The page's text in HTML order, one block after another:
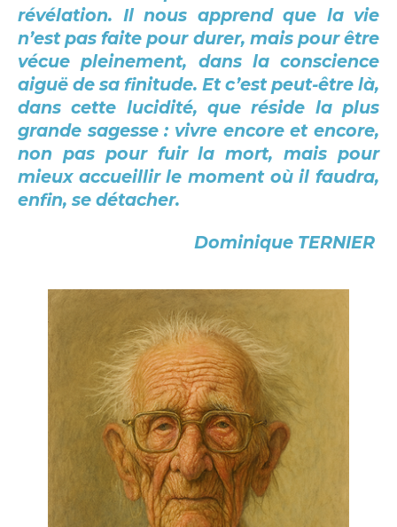
révélation. Il nous apprend que la vie
n’est pas faite pour durer, mais pour être
vécue pleinement, dans la conscience
aiguë de sa finitude. Et c’est peut-être là,
dans cette lucidité, que réside la plus
grande sagesse : vivre encore et encore,
non pas pour fuir la mort, mais pour
mieux accueillir le moment où il faudra,
enfin, se détacher.
Dominique TERNIER